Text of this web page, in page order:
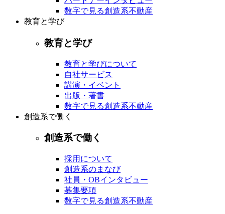
数字で見る創造系不動産
教育と学び
教育と学び
教育と学びについて
自社サービス
講演・イベント
出版・著書
数字で見る創造系不動産
創造系で働く
創造系で働く
採用について
創造系のまなび
社員・OBインタビュー
募集要項
数字で見る創造系不動産